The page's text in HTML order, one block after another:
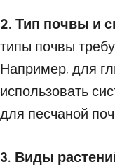
2. Тип почвы и
типы почвы
Например, для
использовать
для песчаной
3. Виды